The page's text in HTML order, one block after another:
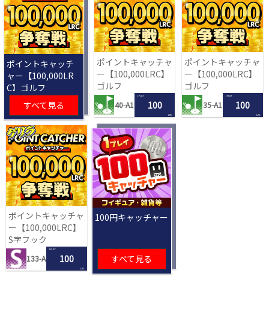
ポイントキャッチ
ャー【100,000LR
C】ゴルフ
すべて見る
ポイントキャッチャ
ー【100,000LRC】
ゴルフ
40-A1
1 PLAY
100
LRC
ポイントキャッチャ
ー【100,000LRC】
ゴルフ
35-A1
1 PLAY
100
LRC
ポイントキャッチャ
ー【100,000LRC】
S字フック
133-A
1 PLAY
100
LRC
100円キャッチャー
すべて見る